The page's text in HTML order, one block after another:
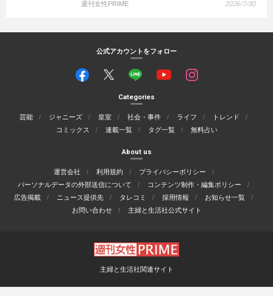
週刊女性PRIME 2026/7/30
公式アカウントをフォロー
Categories
芸能 ジャニーズ 皇室 社会・事件 ライフ
トレンド
コミックス
連載一覧 タグ一覧 無料占い
About us
運営会社 利用規約
プライバシーポリシー
パーソナルデータの外部送信について
コンテンツ制作・編集ポリシー
広告掲載
ニュース提供先 タレコミ 採用情報
お知らせ一覧
お問い合わせ
主婦と生活社公式サイト
主婦と生活社関連サイト